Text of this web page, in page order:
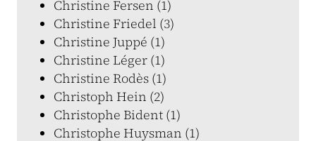
Christine Fersen (1)
Christine Friedel (3)
Christine Juppé (1)
Christine Léger (1)
Christine Rodès (1)
Christoph Hein (2)
Christophe Bident (1)
Christophe Huysman (1)